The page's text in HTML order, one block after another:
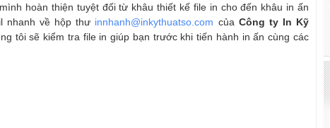
hoàn thiện tuyệt đối từ khâu thiết kế file in cho đến khâu in ấn
nhanh về hộp thư innhanh@inkythuatso.com của Công ty In Kỹ
tôi sẽ kiểm tra file in giúp bạn trước khi tiến hành in ấn cùng các